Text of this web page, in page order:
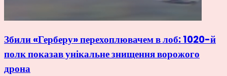
Збили «Герберу» перехоплювачем в лоб: 1020-й
полк показав унікальне знищення ворожого
дрона